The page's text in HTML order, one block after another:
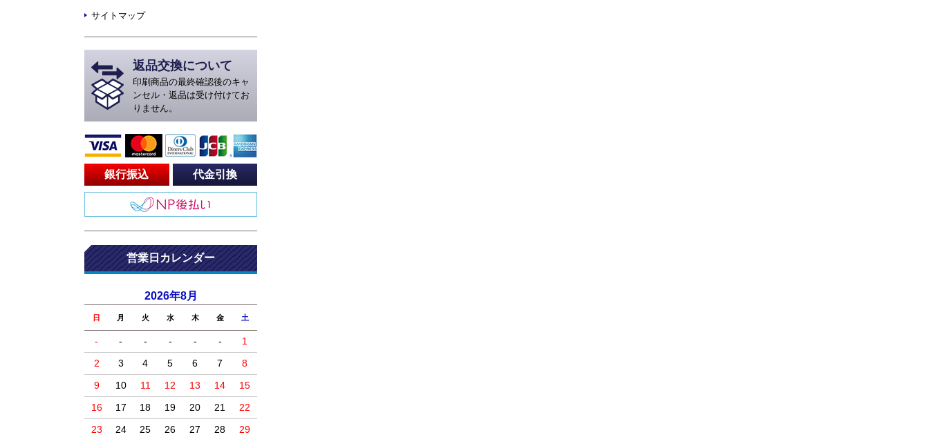
サイトマップ
返品交換について
印刷商品の最終確認後のキャ
ンセル・返品は受け付けてお
りません。
銀行振込 代金引換
営業日カレンダー
2026年8月
日 月 火 水 木 金 土
- - - - - -
1
2
3 4 5 6 7
8
9
10 11 12 13 14
15
16
17 18 19 20 21
22
23
24 25 26 27 28 29